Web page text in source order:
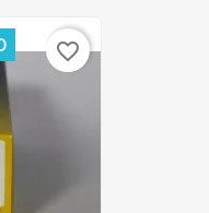
favorite_border